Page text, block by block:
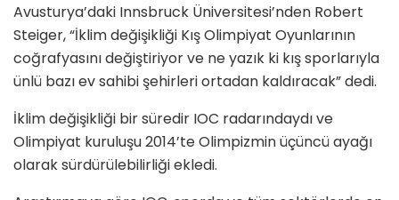
Avusturya’daki Innsbruck Üniversitesi’nden Robert
Steiger, “İklim değişikliği Kış Olimpiyat Oyunlarının
coğrafyasını değiştiriyor ve ne yazık ki kış sporlarıyla
ünlü bazı ev sahibi şehirleri ortadan kaldıracak” dedi.
İklim değişikliği bir süredir IOC radarındaydı ve
Olimpiyat kuruluşu 2014’te Olimpizmin üçüncü ayağı
olarak sürdürülebilirliği ekledi.